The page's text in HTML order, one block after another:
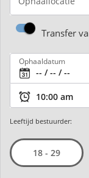
Transfer
Ophaaldatum
Leeftijd bestuurder:
18 - 29